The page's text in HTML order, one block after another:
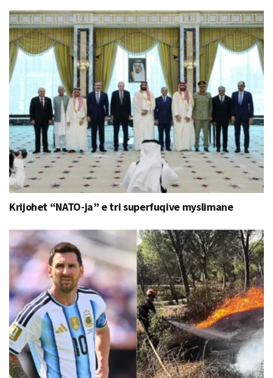
Krijohet “NATO-ja” e tri superfuqive myslimane